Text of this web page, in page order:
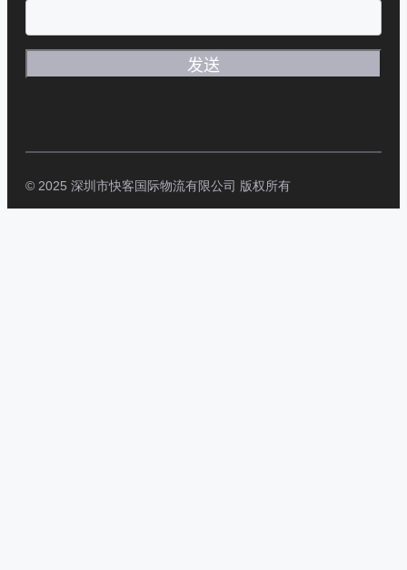
© 2025 深圳市快客国际物流有限公司 版权所有